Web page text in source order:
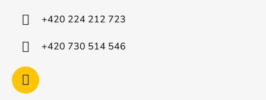
+420 224 212 723
+420 730 514 546